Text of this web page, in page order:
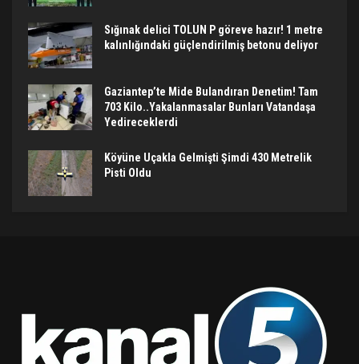
Sığınak delici TOLUN P göreve hazır! 1 metre
kalınlığındaki güçlendirilmiş betonu deliyor
Gaziantep’te Mide Bulandıran Denetim! Tam
703 Kilo..Yakalanmasalar Bunları Vatandaşa
Yedireceklerdi
Köyüne Uçakla Gelmişti Şimdi 430 Metrelik
Pisti Oldu